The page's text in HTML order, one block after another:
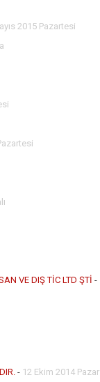
2015 Pazartesi
VE DIŞ TİC LTD ŞTİ -
- 12 Ekim 2014 Pazar